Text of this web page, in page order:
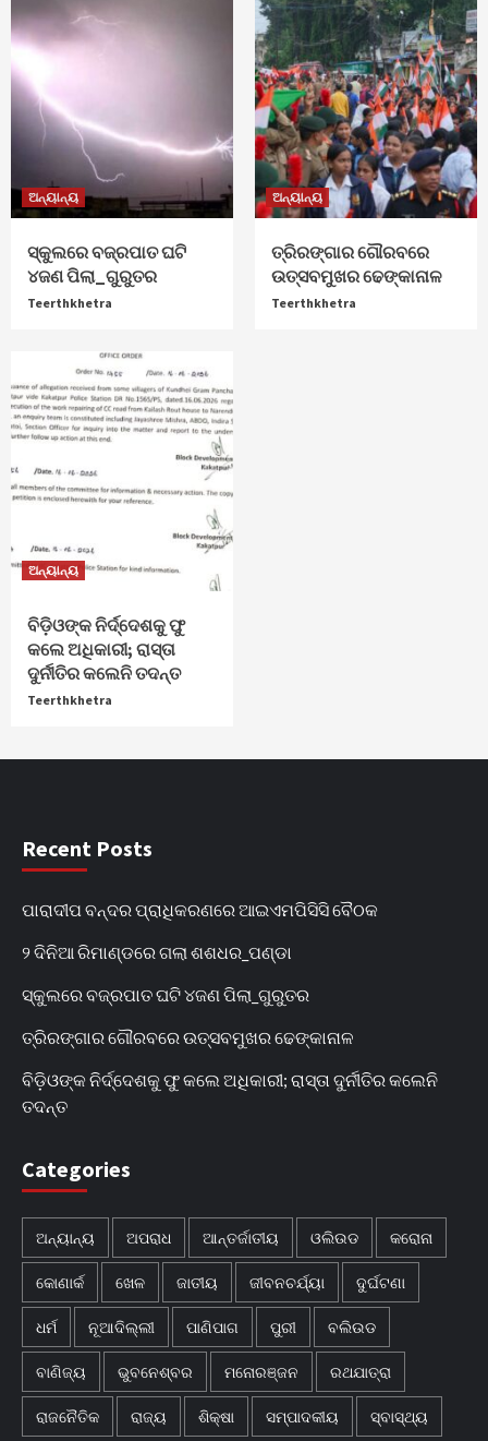
ଅନ୍ୟାନ୍ୟ
ସ୍କୁଲରେ ବଜ୍ରପାତ ଘଟି
୪ଜଣ ପିଲା_ଗୁରୁତର
Teerthkhetra
ଅନ୍ୟାନ୍ୟ
ତ୍ରିରଙ୍ଗାର ଗୌରବରେ
ଉତ୍ସବମୁଖର ଢେଙ୍କାନାଳ
Teerthkhetra
ଅନ୍ୟାନ୍ୟ
ବିଡ଼ିଓଙ୍କ ନିର୍ଦ୍ଦେଶକୁ ଫୁ
କଲେ ଅଧିକାରୀ; ରାସ୍ତା
ଦୁର୍ନୀତିର କଲେନି ତଦନ୍ତ
Teerthkhetra
Recent Posts
ପାରାଦୀପ ବନ୍ଦର ପ୍ରାଧିକରଣରେ ଆଇଏମପିସିସି ବୈଠକ
୨ ଦିନିଆ ରିମାଣ୍ଡରେ ଗଲା ଶଶଧର_ପଣ୍ଡା
ସ୍କୁଲରେ ବଜ୍ରପାତ ଘଟି ୪ଜଣ ପିଲା_ଗୁରୁତର
ତ୍ରିରଙ୍ଗାର ଗୌରବରେ ଉତ୍ସବମୁଖର ଢେଙ୍କାନାଳ
ବିଡ଼ିଓଙ୍କ ନିର୍ଦ୍ଦେଶକୁ ଫୁ କଲେ ଅଧିକାରୀ; ରାସ୍ତା ଦୁର୍ନୀତିର କଲେନି
ତଦନ୍ତ
Categories
ଅନ୍ୟାନ୍ୟ ଅପରାଧ ଆନ୍ତର୍ଜାତୀୟ ଓଲିଉଡ କରୋନା
କୋଣାର୍କ ଖେଳ ଜାତୀୟ ଜୀବନଚର୍ଯ୍ୟା ଦୁର୍ଘଟଣା
ଧର୍ମ ନୂଆଦିଲ୍ଲୀ ପାଣିପାଗ ପୁରୀ ବଲିଉଡ
ବାଣିଜ୍ୟ ଭୁବନେଶ୍ବର ମନୋରଞ୍ଜନ ରଥଯାତ୍ରା
ରାଜନୈତିକ ରାଜ୍ୟ ଶିକ୍ଷା ସମ୍ପାଦକୀୟ ସ୍ବାସ୍ଥ୍ୟ